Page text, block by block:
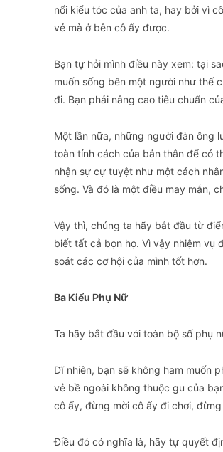
nổi kiểu tóc của anh ta, hay bởi vì
vẻ mà ở bên cô ấy được.
​Bạn tự hỏi mình điều này xem: tại
muốn sống bên một người như thế
đi. Bạn phải nâng cao tiêu chuẩn
​Một lần nữa, những người đàn ông
toàn tính cách của bản thân để có
nhận sự cự tuyệt như một cách
sống. Và đó là một điều may mắn,
​Vậy thì, chúng ta hãy bắt đầu từ
biết tất cả bọn họ. Vì vậy nhiệm vụ
soát các cơ hội của mình tốt hơn.
Ba Kiểu Phụ Nữ
​Ta hãy bắt đầu với toàn bộ số phụ
​Dĩ nhiên, bạn sẽ không ham muốn
vẻ bề ngoài không thuộc gu của
cô ấy, đừng mời cô ấy đi chơi,
​Điều đó có nghĩa là, hãy tự quyết